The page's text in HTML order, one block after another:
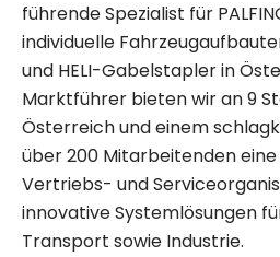
führende Spezialist für
individuelle
und HELI-Gabelstapler in
Marktführer bieten wir an 9
Österreich und einem
über 200 Mitarbeitenden
Vertriebs- und
innovative Systemlösungen
Transport sowie Industrie.